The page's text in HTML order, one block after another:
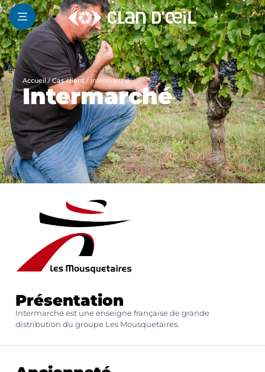
Accueil/Cas client /Intermarché
Intermarché
Présentation
Intermarché est une enseigne française de grande
distribution du groupe Les Mousquetaires.